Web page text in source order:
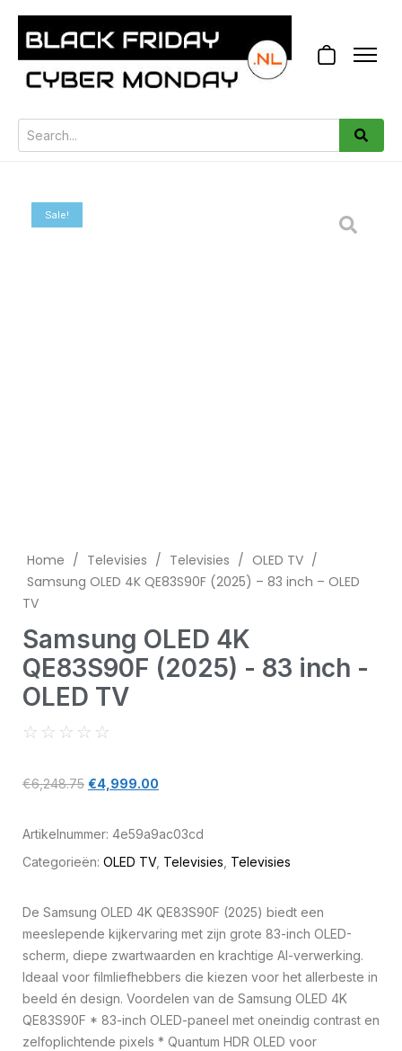
Sale!
Home / Televisies / Televisies / OLED TV /
Samsung OLED 4K QE83S90F (2025) – 83 inch – OLED
TV
Samsung OLED 4K
QE83S90F (2025) - 83 inch -
OLED TV
☆ ☆ ☆ ☆ ☆
€6,248.75 €4,999.00
Artikelnummer: 4e59a9ac03cd
Categorieën: OLED TV, Televisies Televisies
De Samsung OLED 4K QE83S90F (2025) biedt een
meeslepende kijkervaring met zijn grote 83-inch OLED-
scherm, diepe zwartwaarden en krachtige AI-verwerking.
Ideaal voor filmliefhebbers die kiezen voor het allerbeste in
beeld én design. Voordelen van de Samsung OLED 4K
QE83S90F * 83-inch OLED-paneel met oneindig contrast en
zelfoplichtende pixels * Quantum HDR OLED voor